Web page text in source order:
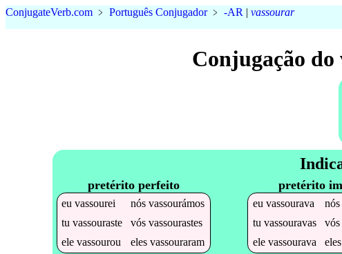
ConjugateVerb.com ﹥ Português Conjugador﹥ -AR | vassourar
Conjugação
pretérito perfeito
euvassourei nósvassourámos
tuvassouraste vósvassourastes
elevassourou elesvassouraram
pretérito
eu vassourava nós
tu vassouravas vós
ele vassourava eles